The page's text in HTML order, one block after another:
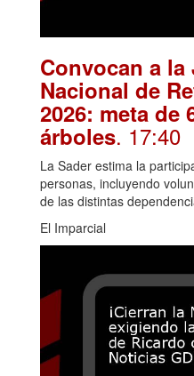
Convocan a la
Nacional de
2026: meta de
árboles. 17:40
La Sader estima la
personas, incluyendo
de las distintas
El Imparcial